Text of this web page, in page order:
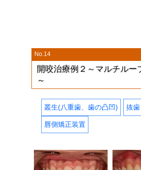
No.14
開咬治療例２～マルチルー
～
叢生(八重歯、歯の凸凹) 抜歯
唇側矯正装置